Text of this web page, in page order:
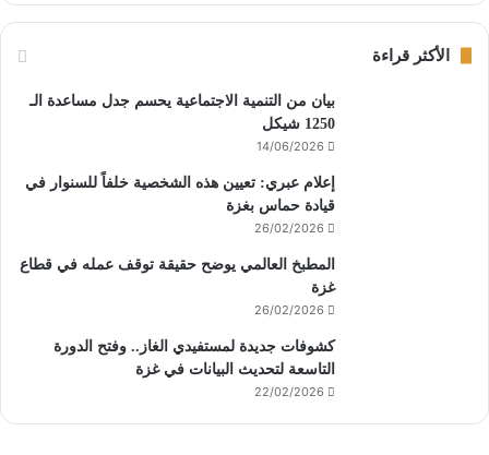
الأكثر قراءة
بيان من التنمية الاجتماعية يحسم جدل مساعدة الـ
1250 شيكل
14/06/2026
إعلام عبري: تعيين هذه الشخصية خلفاً للسنوار في
قيادة حماس بغزة
26/02/2026
المطبخ العالمي يوضح حقيقة توقف عمله في قطاع
غزة
26/02/2026
كشوفات جديدة لمستفيدي الغاز.. وفتح الدورة
التاسعة لتحديث البيانات في غزة
22/02/2026